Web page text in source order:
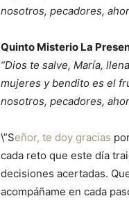
nosotros, pecadores,
Quinto Misterio La
“Dios te salve, María,
mujeres y bendito es el
nosotros, pecadores,
\”Señor, te doy gracias
cada reto que este día
decisiones acertadas.
acompáñame en cada